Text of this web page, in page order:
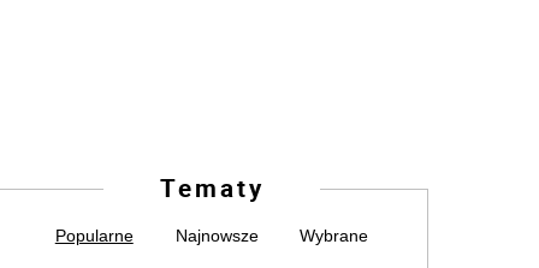
Tematy
Popularne Najnowsze Wybrane